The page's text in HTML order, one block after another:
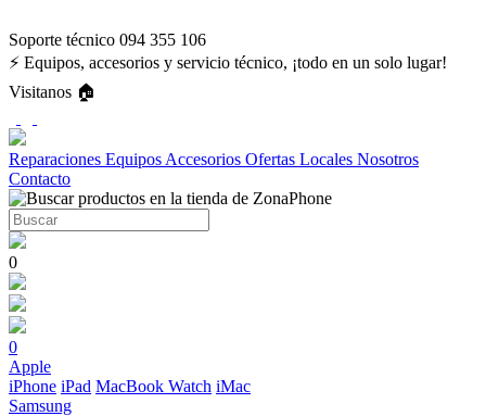
Soporte técnico 094 355 106
⚡ Equipos, accesorios y servicio técnico, ¡todo en un solo lugar!
Visitanos 🏠
Reparaciones Equipos Accesorios Ofertas Locales Nosotros
Contacto
0
0
Apple
iPhone iPad MacBook Watch iMac
Samsung